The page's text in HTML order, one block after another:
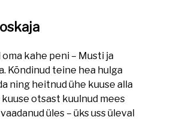
kahe peni – Musti ja
Kõndinud teine hea hulga
ning heitnud ühe kuuse alla
otsast kuulnud mees
üles – üks uss üleval